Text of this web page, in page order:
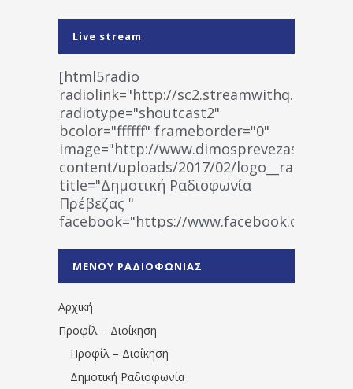
Live stream
[html5radio
radiolink="http://
radiotype="shoutcast2"
bcolor="ffffff" frameborder="0"
image="http://www.dimosprevezas.gr/wp-
content/uploads/2017/02/
title="Δημοτική Ραδιοφωνία
Πρέβεζας "
facebook="https://www.facebook.com/
1531194763766854/" artist="" ]
ΜΕΝΟΥ ΡΑΔΙΟΦΩΝΙΑΣ
Αρχική
Προφίλ – Διοίκηση
Προφίλ – Διοίκηση
Δημοτική Ραδιοφωνία